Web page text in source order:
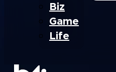
Biz
Game
Life